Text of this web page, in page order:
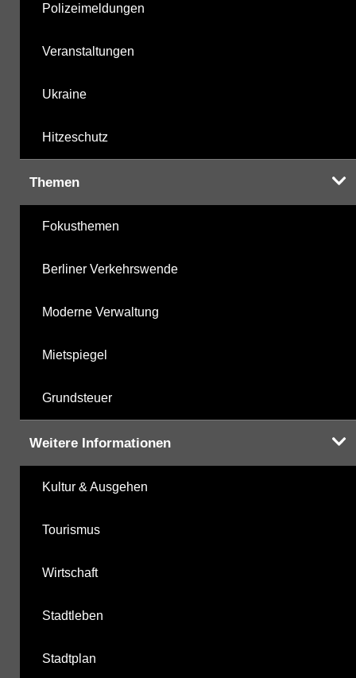
Polizeimeldungen
Veranstaltungen
Ukraine
Hitzeschutz
Themen
Fokusthemen
Berliner Verkehrswende
Moderne Verwaltung
Mietspiegel
Grundsteuer
Weitere Informationen
Kultur & Ausgehen
Tourismus
Wirtschaft
Stadtleben
Stadtplan